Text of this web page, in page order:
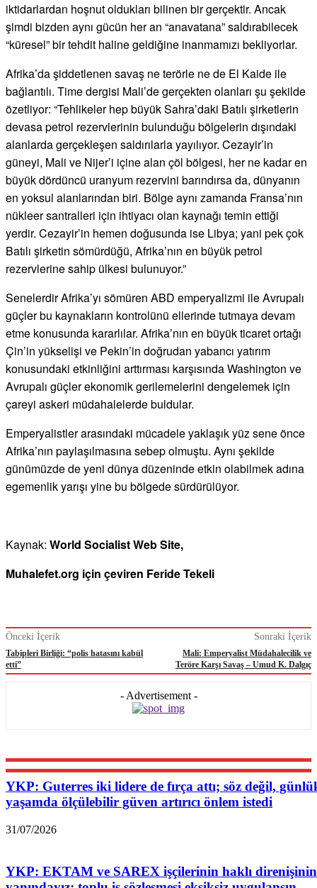
iktidarlardan hoşnut oldukları bilinen bir gerçektir. Ancak
şimdi bizden aynı gücün her an “anavatana” saldırabilecek
“küresel” bir tehdit haline geldiğine inanmamızı bekliyorlar.
Afrika’da şiddetlenen savaş ne terörle ne de El Kaide ile
bağlantılı. Time dergisi Mali’de gerçekten olanları şu şekilde
özetliyor: “Tehlikeler hep büyük Sahra’daki Batılı şirketlerin
devasa petrol rezervlerinin bulunduğu bölgelerin dışındaki
alanlarda gerçekleşen saldırılarla yayılıyor. Cezayir’in
güneyi, Mali ve Nijer’i içine alan çöl bölgesi, her ne kadar en
büyük dördüncü uranyum rezervini barındırsa da, dünyanın
en yoksul alanlarından biri. Bölge aynı zamanda Fransa’nın
nükleer santralleri için ihtiyacı olan kaynağı temin ettiği
yerdir. Cezayir’in hemen doğusunda ise Libya; yani pek çok
Batılı şirketin sömürdüğü, Afrika’nın en büyük petrol
rezervlerine sahip ülkesi bulunuyor.”
Senelerdir Afrika’yı sömüren ABD emperyalizmi ile Avrupalı
güçler bu kaynakların kontrolünü ellerinde tutmaya devam
etme konusunda kararlılar. Afrika’nın en büyük ticaret ortağı
Çin’in yükselişi ve Pekin’in doğrudan yabancı yatırım
konusundaki etkinliğini arttırması karşısında Washington ve
Avrupalı güçler ekonomik gerilemelerini dengelemek için
çareyi askeri müdahalelerde buldular.
Emperyalistler arasındaki mücadele yaklaşık yüz sene önce
Afrika’nın paylaşılmasına sebep olmuştu. Aynı şekilde
günümüzde de yeni dünya düzeninde etkin olabilmek adına
egemenlik yarışı yine bu bölgede sürdürülüyor.
Kaynak: World Socialist Web Site,
Muhalefet.org için çeviren Feride Tekeli
Önceki İçerik
Tabipleri Birliği: “polis hatasını kabül
etti”
Sonraki İçerik
Mali: Emperyalist Müdahalecilik ve
Teröre Karşı Savaş – Umud K. Dalgıç
- Advertisement -
YKP: Guterres iki lidere de fırça attı; söz değil,
yaşamda ölçülebilir güven artırıcı önlem istedi
31/07/2026
YKP: EKTAM ve SAREX işçilerinin haklı direnişinin